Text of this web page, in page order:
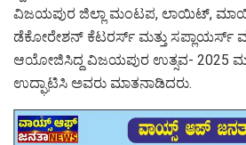
ವಿಜಯಪುರ ಜಿಲ್ಲಾ ಮಂಟಪ, ಲಾಯಿಟ್,
ಡೆಕೋರೇಶನ್ ಕೆಟರರ್ಸ್ ಮತ್ತು ಸಪ್ಲಾಯರ್ಸ್
ಆಯೋಜಿಸಿದ್ದ ವಿಜಯಪುರ ಉತ್ಸವ- 2025
ಉದ್ಘಾಟಿಸಿ ಅವರು ಮಾತನಾಡಿದರು.